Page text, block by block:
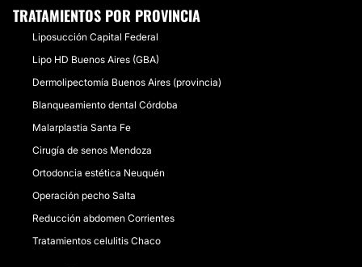
TRATAMIENTOS POR PROVINCIA
Liposucción Capital Federal
Lipo HD Buenos Aires (GBA)
Dermolipectomía Buenos Aires (provincia)
Blanqueamiento dental Córdoba
Malarplastia Santa Fe
Cirugía de senos Mendoza
Ortodoncia estética Neuquén
Operación pecho Salta
Reducción abdomen Corrientes
Tratamientos celulitis Chaco